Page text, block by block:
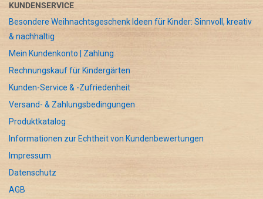
KUNDENSERVICE
Besondere Weihnachtsgeschenk Ideen für Kinder: Sinnvoll, kreativ
& nachhaltig
Mein Kundenkonto | Zahlung
Rechnungskauf für Kindergärten
Kunden-Service & -Zufriedenheit
Versand- & Zahlungsbedingungen
Produktkatalog
Informationen zur Echtheit von Kundenbewertungen
Impressum
Datenschutz
AGB